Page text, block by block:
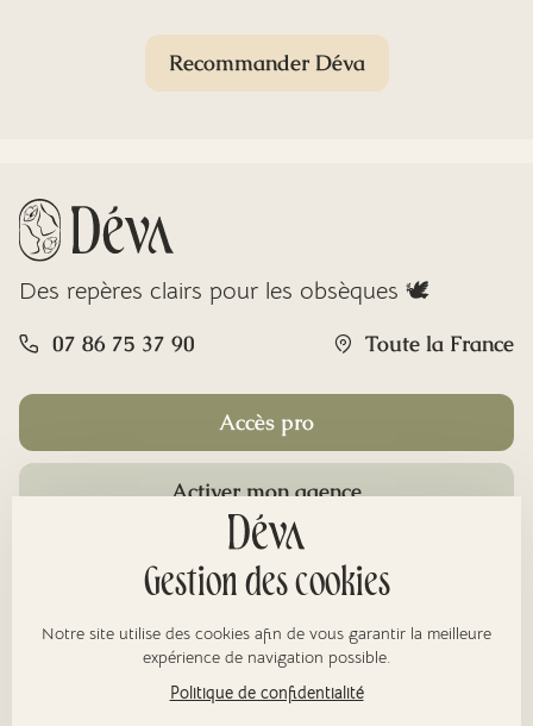
Recommander Déva
Des repères clairs pour les obsèques 🕊️
07 86 75 37 90 Toute la France
Accès pro
Activer mon agence
Gestion des cookies
Notre site utilise des cookies afin de vous garantir la meilleure
expérience de navigation possible.
Politique de confidentialité